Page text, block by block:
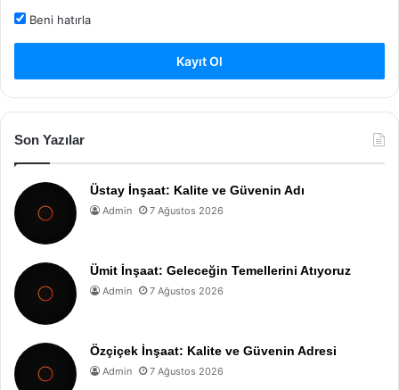
Beni hatırla
Kayıt Ol
Son Yazılar
Üstay İnşaat: Kalite ve Güvenin Adı
Admin 7 Ağustos 2026
Ümit İnşaat: Geleceğin Temellerini Atıyoruz
Admin 7 Ağustos 2026
Özçiçek İnşaat: Kalite ve Güvenin Adresi
Admin 7 Ağustos 2026